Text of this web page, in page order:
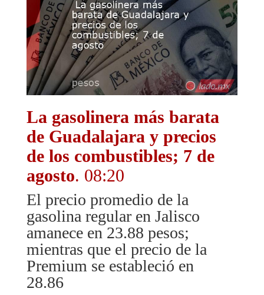
La gasolinera más barata
de Guadalajara y precios
de los combustibles; 7 de
agosto. 08:20
El precio promedio de la
gasolina regular en Jalisco
amanece en 23.88 pesos;
mientras que el precio de la
Premium se estableció en
28.86